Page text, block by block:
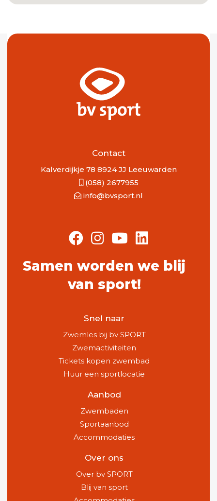
Contact
Kalverdijkje 78 8924 JJ Leeuwarden
(058) 2677955
info@bvsport.nl
Samen worden we blij
van sport!
Snel naar
Zwemles bij bv SPORT
Zwemactiviteiten
Tickets kopen zwembad
Huur een sportlocatie
Aanbod
Zwembaden
Sportaanbod
Accommodaties
Over ons
Over bv SPORT
Blij van sport